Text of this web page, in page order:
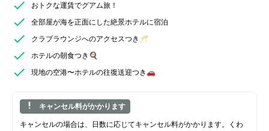
おトクな運賃でグアム旅！
全部屋が海を正面にした絶景ホテルに宿泊
クラブラウンジへのアクセスつき🥂
ホテルの朝食つき🍳
現地の空港〜ホテルの往復送迎つき🚗
キャンセル料がかかります
キャンセルの場合は、日数に応じてキャンセル料がかかります。くわ